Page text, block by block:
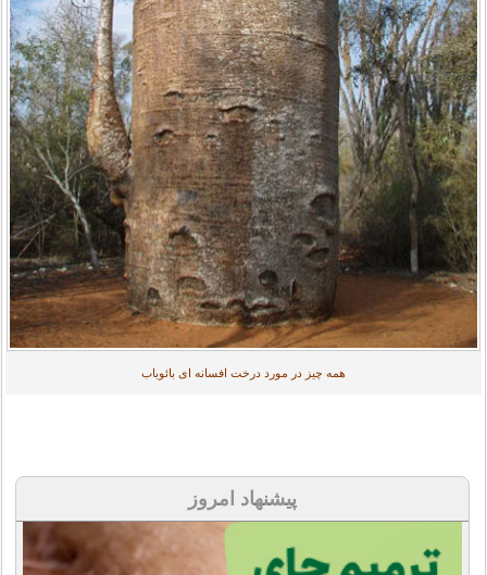
همه چیز در مورد درخت افسانه ای بائوباب
پیشنهاد امروز